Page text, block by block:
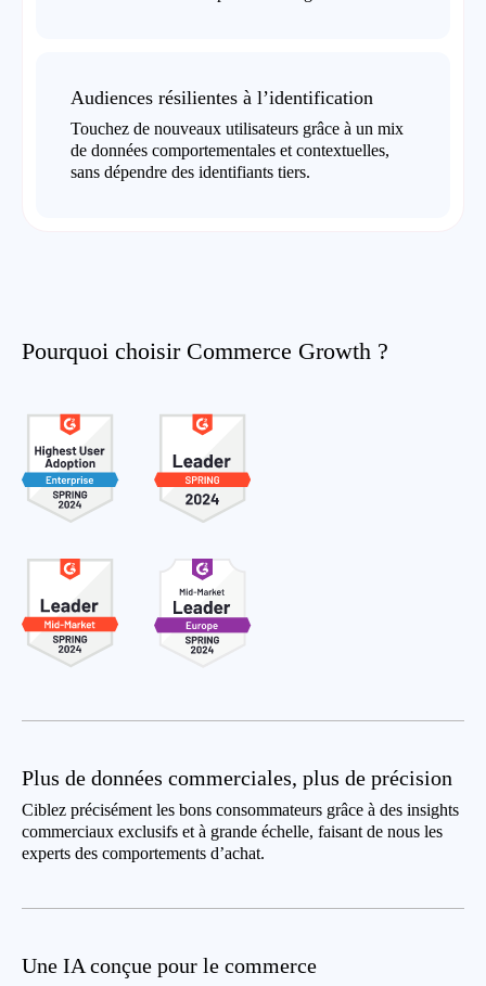
Audiences résilientes à l’identification
Touchez de nouveaux utilisateurs grâce à un mix
de données comportementales et contextuelles,
sans dépendre des identifiants tiers.
Pourquoi choisir Commerce Growth ?
Plus de données commerciales, plus de précision
Ciblez précisément les bons consommateurs grâce à des insights
commerciaux exclusifs et à grande échelle, faisant de nous les
experts des comportements d’achat.
Une IA conçue pour le commerce